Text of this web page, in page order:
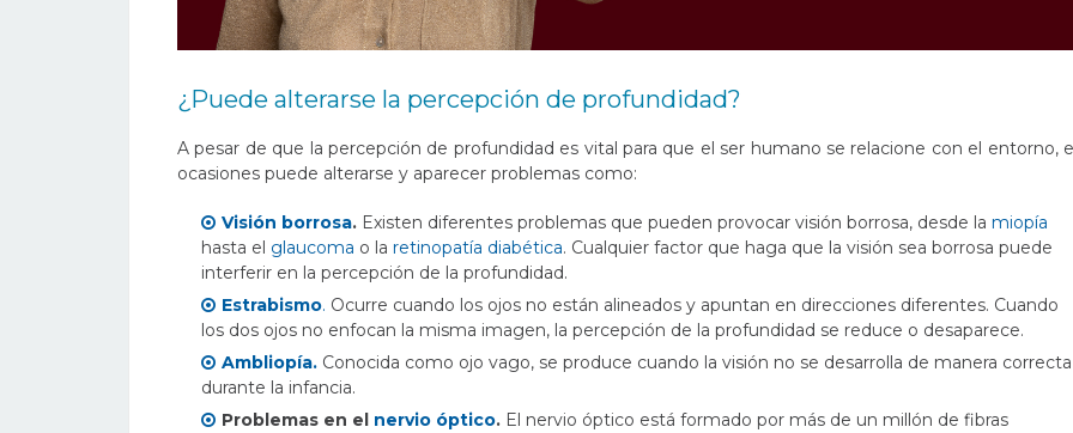
¿Puede alterarse la percepción de profundidad?
A pesar de que la percepción de profundidad es vital para que el ser humano se relacione con el entorno,
ocasiones puede alterarse y aparecer problemas como:
Visión borrosa. Existen diferentes problemas que pueden provocar visión borrosa, desde la miopía
hasta el glaucoma o la retinopatía diabética. Cualquier factor que haga que la visión sea borrosa puede
interferir en la percepción de la profundidad.
Estrabismo. Ocurre cuando los ojos no están alineados y apuntan en direcciones diferentes. Cuando
los dos ojos no enfocan la misma imagen, la percepción de la profundidad se reduce o desaparece.
Ambliopía. Conocida como ojo vago, se produce cuando la visión no se desarrolla de manera correcta
durante la infancia.
Problemas en el nervio óptico. El nervio óptico está formado por más de un millón de fibras